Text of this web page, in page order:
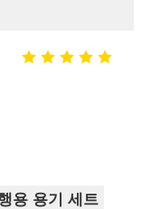
용 용기 세트